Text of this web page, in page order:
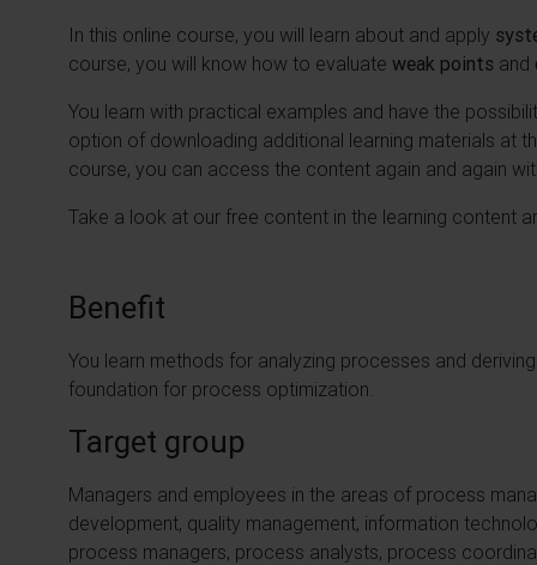
In this online course, you will learn about and apply
course, you will know how to evaluate weak points and
You learn with practical examples and have the
option of downloading additional learning materials at
course, you can access the content again and again
Take a look at our free content in the learning content
Benefit
You learn methods for analyzing processes and
foundation for process optimization.
Target group
Managers and employees in the areas of process
development, quality management, information
process managers, process analysts, process